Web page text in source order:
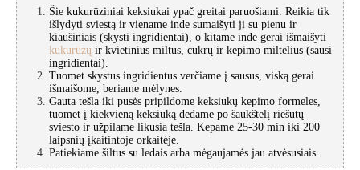
Šie kukurūziniai keksiukai ypač greitai paruošiami. Reikia tik
išlydyti sviestą ir viename inde sumaišyti jį su pienu ir
kiaušiniais (skysti ingridientai), o kitame inde gerai išmaišyti
kukurūzų ir kvietinius miltus, cukrų ir kepimo miltelius (sausi
ingridientai).
Tuomet skystus ingridientus verčiame į sausus, viską gerai
išmaišome, beriame mėlynes.
Gauta tešla iki pusės pripildome keksiukų kepimo formeles,
tuomet į kiekvieną keksiuką dedame po šaukštelį riešutų
sviesto ir užpilame likusia tešla. Kepame 25-30 min iki 200
laipsnių įkaitintoje orkaitėje.
Patiekiame šiltus su ledais arba mėgaujamės jau atvėsusiais.